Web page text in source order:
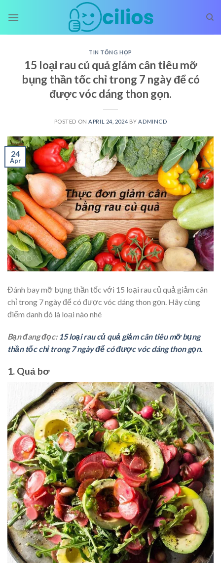
TIN TỔNG HỢP
15 loại rau củ quả giảm cân tiêu mỡ
bụng thần tốc chỉ trong 7 ngày để có
được vóc dáng thon gọn.
POSTED ON APRIL 24, 2024 BY ADMINCD
24
Apr
Đánh bay mỡ bụng thần tốc với 15 loại rau củ quả giảm cân
chỉ trong 7 ngày để có được vóc dáng thon gọn. Hãy cùng
điểm danh đó là loại nào nhé
Bạn đang đọc: 15 loại rau củ quả giảm cân tiêu mỡ bụng
thần tốc chỉ trong 7 ngày để có được vóc dáng thon gọn.
1. Quả bơ